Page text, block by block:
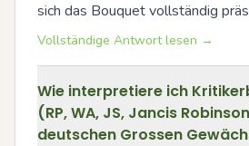
sich das Bouquet vollständig
Vollständige Antwort lesen →
Wie interpretiere ich
(RP, WA, JS, Jancis
deutschen Grossen